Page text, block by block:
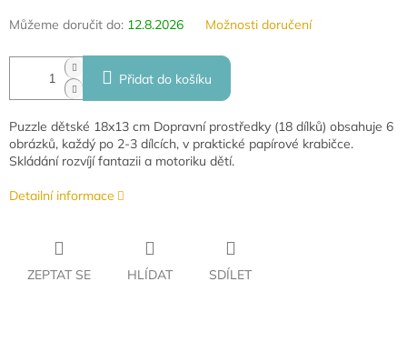
Můžeme doručit do: 12.8.2026 Možnosti doručení
Přidat do košíku
Puzzle dětské 18x13 cm Dopravní prostředky (18 dílků) obsahuje 6
obrázků, každý po 2-3 dílcích, v praktické papírové krabičce.
Skládání rozvíjí fantazii a motoriku dětí.
Detailní informace
ZEPTAT SE HLÍDAT SDÍLET